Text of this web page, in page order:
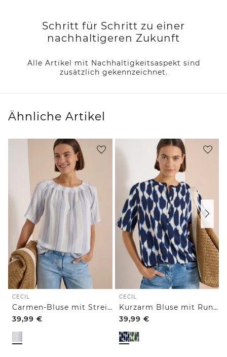
Schritt für Schritt zu einer
nachhaltigeren Zukunft
Alle Artikel mit Nachhaltigkeitsaspekt sind
zusätzlich gekennzeichnet.
Ähnliche Artikel
CECIL
Carmen-Bluse mit Streifenmuster
39,99 €
CECIL
Kurzarm Bluse mit Rundhals und Print
39,99 €